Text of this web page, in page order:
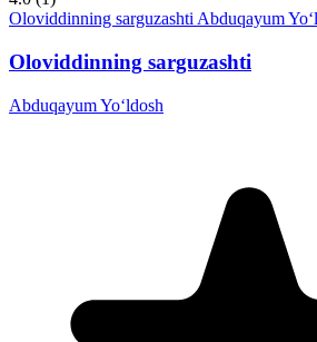
Oloviddinning sarguzashtiAbduqayum
Oloviddinning sarguzashti
Abduqayum Yo‘ldosh